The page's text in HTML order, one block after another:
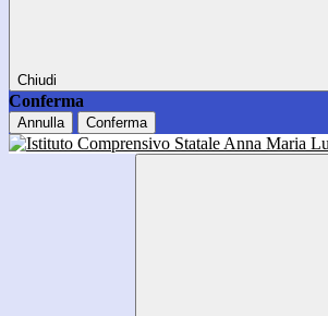
Chiudi
Conferma
Annulla Conferma